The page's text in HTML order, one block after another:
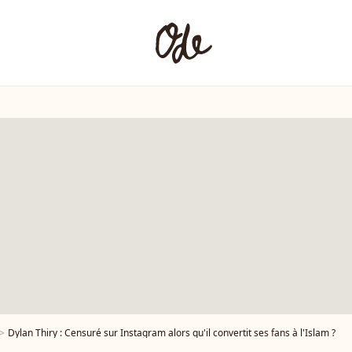
Dylan Thiry : Censuré sur Instagram alors qu'il convertit ses fans à l'Islam ?